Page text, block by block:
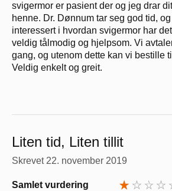
svigermor er pasient der og jeg drar
henne. Dr. Dønnum tar seg god tid,
interessert i hvordan svigermor har
veldig tålmodig og hjelpsom. Vi
gang, og utenom dette kan vi bestille
Veldig enkelt og greit.
Liten tid, Liten tillit
Skrevet 22. november 2019
Samlet vurdering